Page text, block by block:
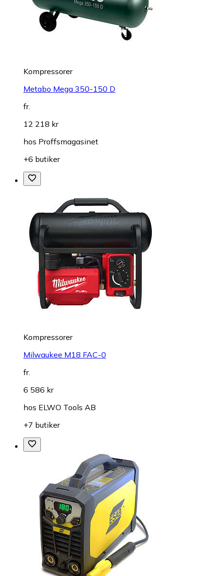
Kompressorer
Metabo Mega 350-150 D
fr.
12 218 kr
hos Proffsmagasinet
+6 butiker
Kompressorer
Milwaukee M18 FAC-0
fr.
6 586 kr
hos ELWO Tools AB
+7 butiker